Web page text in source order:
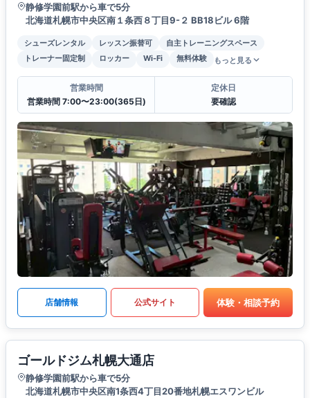
静修学園前駅から車で5分
北海道札幌市中央区南１条西８丁目9-２ BB18ビル 6階
シューズレンタル レッスン振替可
自主トレーニングスペース
トレーナー固定制
ロッカー Wi-Fi 無料体験 もっと見る
営業時間
営業時間 7:00〜23:00(365日)
定休日
要確認
店舗情報 公式サイト 体験・相談予約
ゴールドジム札幌大通店
静修学園前駅から車で5分
北海道札幌市中央区南1条西4丁目20番地札幌エスワンビル